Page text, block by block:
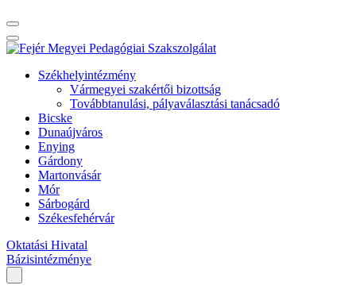
Székhelyintézmény
Vármegyei szakértői bizottság
Továbbtanulási, pályaválasztási tanácsadó
Bicske
Dunaújváros
Enying
Gárdony
Martonvásár
Mór
Sárbogárd
Székesfehérvár
Oktatási Hivatal
Bázisintézménye